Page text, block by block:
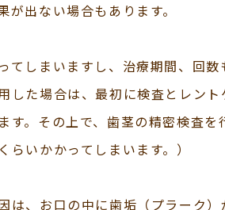
出ない場合もあります。
てしまいますし、治療期間、回数
した場合は、最初に検査とレン
す。その上で、歯茎の精密検査
いかかってしまいます。）
は、お口の中に歯垢（プラーク）